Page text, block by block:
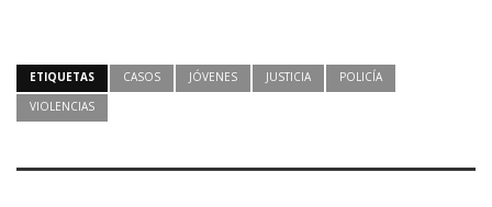
ETIQUETAS CASOS JÓVENES JUSTICIA
POLICÍA
VIOLENCIAS